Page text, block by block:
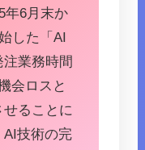
年6月末か
した「AI
業務時間
会ロスと
ることに
AI技術の完